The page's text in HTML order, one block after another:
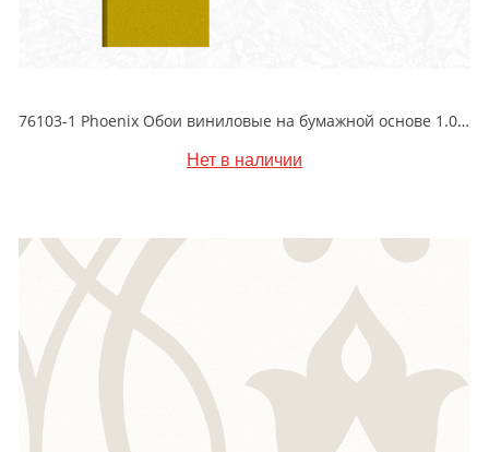
76103-1 Phoenix Обои виниловые на бумажной основе 1.06*15.6
Нет в наличии